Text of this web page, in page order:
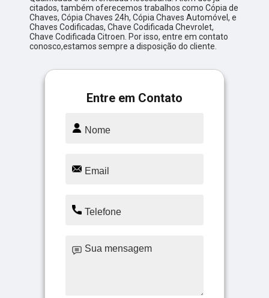
citados, também oferecemos trabalhos como Cópia de
Chaves, Cópia Chaves 24h, Cópia Chaves Automóvel, e
Chaves Codificadas, Chave Codificada Chevrolet,
Chave Codificada Citroen. Por isso, entre em contato
conosco,estamos sempre a disposição do cliente.
Entre em Contato